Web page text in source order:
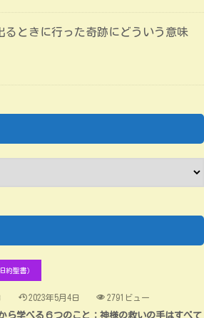
るときに行った奇跡にどういう意味
約聖書）
2023年5月4日 2791ビュー
ら学べる６つのこと：神様の救いの手はすべて